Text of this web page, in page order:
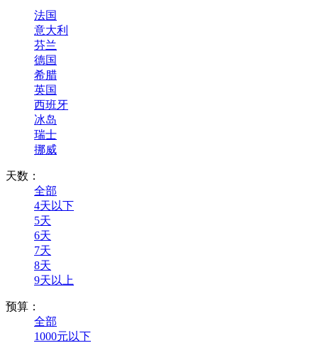
法国
意大利
芬兰
德国
希腊
英国
西班牙
冰岛
瑞士
挪威
天数：
全部
4天以下
5天
6天
7天
8天
9天以上
预算：
全部
1000元以下